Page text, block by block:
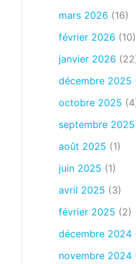
mars 2026 (16)
février 2026 (10)
janvier 2026
décembre 2025
octobre 2025
septembre 2025
août 2025 (1)
juin 2025 (1)
avril 2025 (3)
février 2025 (2)
décembre 2024
novembre 2024